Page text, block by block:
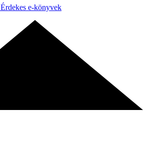
Érdekes e-könyvek